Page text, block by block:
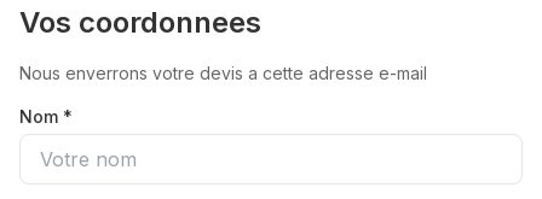
Vos coordonnees
Nous enverrons votre devis a cette adresse e-mail
Nom *